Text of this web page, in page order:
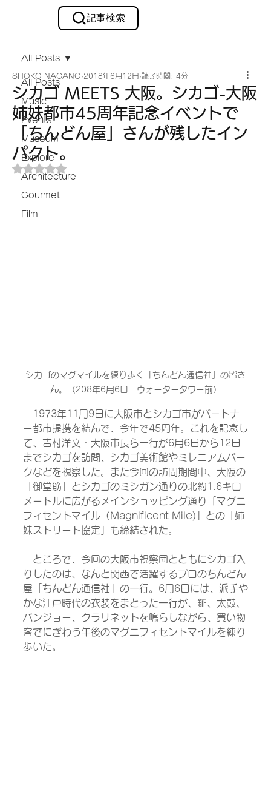
記事検索
All Posts
Music
Events
Museum
Explore
Architecture
Gourmet
Film
All Posts
シカゴ MEETS 大阪。シカゴ-大阪
姉妹都市45周年記念イベントで
「ちんどん屋」さんが残したイン
パクト。
SHOKO NAGANO 2018年6月12日 読了時間: 4分
5つ星のうちNaNと評価されています。
シカゴのマグマイルを練り歩く「ちんどん通信社」の皆さ
ん。（208年6月6日　ウォータータワー前）
1973年11月9日に大阪市とシカゴ市がパートナ
ー都市提携を結んで、今年で45周年。これを記念し
て、吉村洋文・大阪市長ら一行が6月6日から12日
までシカゴを訪問、シカゴ美術館やミレニアムパー
クなどを視察した。また今回の訪問期間中、大阪の
「御堂筋」とシカゴのミシガン通りの北約1.6キロ
メートルに広がるメインショッピング通り「マグニ
フィセントマイル（Magnificent Mile)」との「姉
妹ストリート協定」も締結された。
ところで、今回の大阪市視察団とともにシカゴ入
りしたのは、なんと関西で活躍するプロのちんどん
屋「ちんどん通信社」の一行。6月6日には、派手や
かな江戸時代の衣装をまとった一行が、鉦、太鼓、
バンジョー、クラリネットを鳴らしながら、買い物
客でにぎわう午後のマグニフィセントマイルを練り
歩いた。